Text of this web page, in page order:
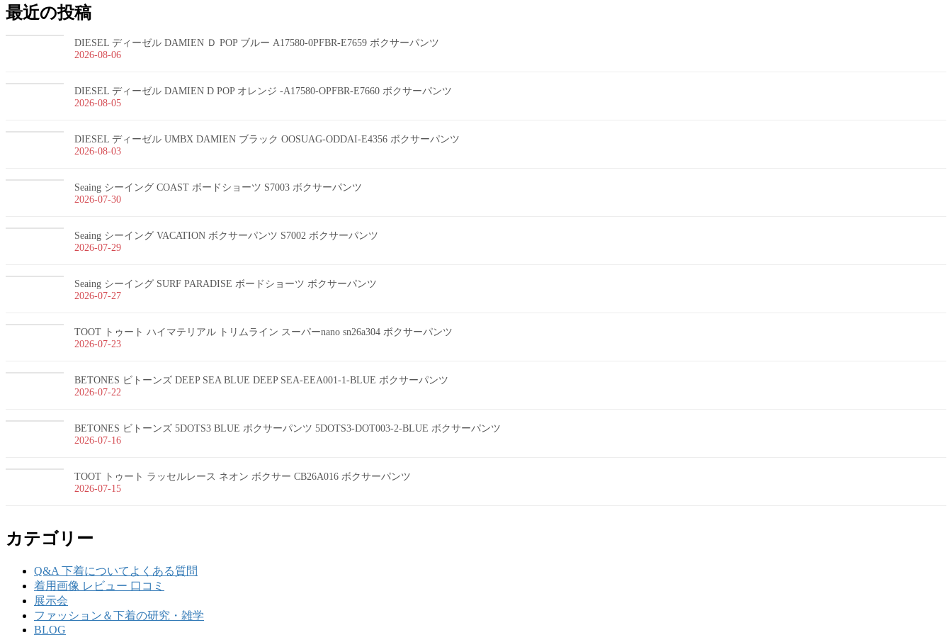
最近の投稿
DIESEL ディーゼル DAMIEN Ｄ POP ブルー A17580-0PFBR-E7659 ボクサーパンツ
2026-08-06
DIESEL ディーゼル DAMIEN D POP オレンジ -A17580-OPFBR-E7660 ボクサーパンツ
2026-08-05
DIESEL ディーゼル UMBX DAMIEN ブラック OOSUAG-ODDAI-E4356 ボクサーパンツ
2026-08-03
Seaing シーイング COAST ボードショーツ S7003 ボクサーパンツ
2026-07-30
Seaing シーイング VACATION ボクサーパンツ S7002 ボクサーパンツ
2026-07-29
Seaing シーイング SURF PARADISE ボードショーツ ボクサーパンツ
2026-07-27
TOOT トゥート ハイマテリアル トリムライン スーパーnano sn26a304 ボクサーパンツ
2026-07-23
BETONES ビトーンズ DEEP SEA BLUE DEEP SEA-EEA001-1-BLUE ボクサーパンツ
2026-07-22
BETONES ビトーンズ 5DOTS3 BLUE ボクサーパンツ 5DOTS3-DOT003-2-BLUE ボクサーパンツ
2026-07-16
TOOT トゥート ラッセルレース ネオン ボクサー CB26A016 ボクサーパンツ
2026-07-15
カテゴリー
Q&A 下着についてよくある質問
着用画像 レビュー 口コミ
展示会
ファッション＆下着の研究・雑学
BLOG